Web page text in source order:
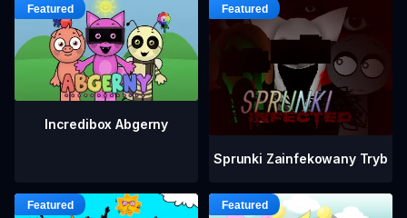
Incredibox Abgerny
Sprunki Zainfekowany Tryb